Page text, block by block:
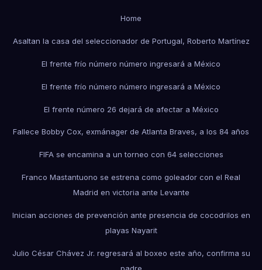
Home
Asaltan la casa del seleccionador de Portugal, Roberto Martínez
El frente frío número número ingresará a México
El frente frío número número ingresará a México
El frente número 26 dejará de afectar a México
Fallece Bobby Cox, exmánager de Atlanta Braves, a los 84 años
FIFA se encamina a un torneo con 64 selecciones
Franco Mastantuono se estrena como goleador con el Real
Madrid en victoria ante Levante
Inician acciones de prevención ante presencia de cocodrilos en
playas Nayarit
Julio César Chávez Jr. regresará al boxeo este año, confirma su
padre